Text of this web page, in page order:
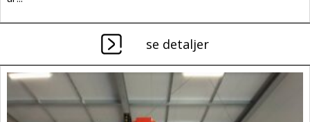
se detaljer